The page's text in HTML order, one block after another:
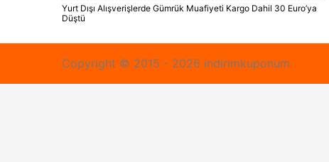
Yurt Dışı Alışverişlerde Gümrük Muafiyeti Kargo Dahil 30 Euro’ya
Düştü
Copyright © 2015 - 2026 indirimkuponum